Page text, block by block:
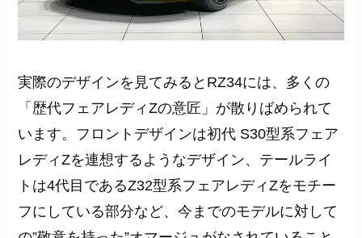
実際のデザインを見てみるとRZ34には、多くの
「歴代フェアレディZの意匠」が散りばめられて
います。フロントデザインは初代 S30型系フェア
レディZを連想するようなデザイン、テールライ
トは4代目であるZ32型系フェアレディZをモチー
フにしている部分など、今までのモデルに対して